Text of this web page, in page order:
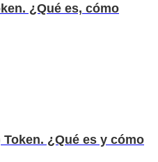
¿Qué es, cómo
¿Qué es y cómo